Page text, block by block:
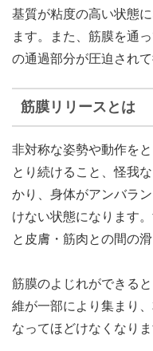
基質が粘度の高い状態
ます。また、筋膜を通
の通過部分が圧迫され
筋膜リリースとは
非対称な姿勢や動作を
とり続けること、怪我
かり、身体がアンバラ
けない状態になります
と皮膚・筋肉との間の
筋膜のよじれができる
維が一部により集まり
なってほどけなくなりま